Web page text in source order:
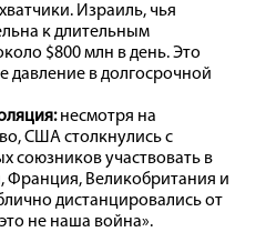
Израиль, чья
к длительным
$800 млн в день. Это
давление в долгосрочной
несмотря на
США столкнулись с
союзников участвовать в
Франция, Великобритания и
дистанцировались от
не наша война».